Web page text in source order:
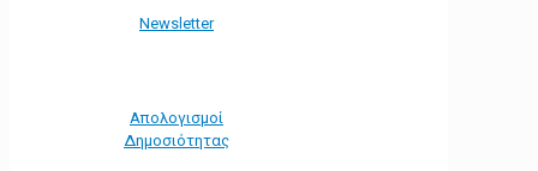
Νewsletter
Απολογισμοί
Δημοσιότητας